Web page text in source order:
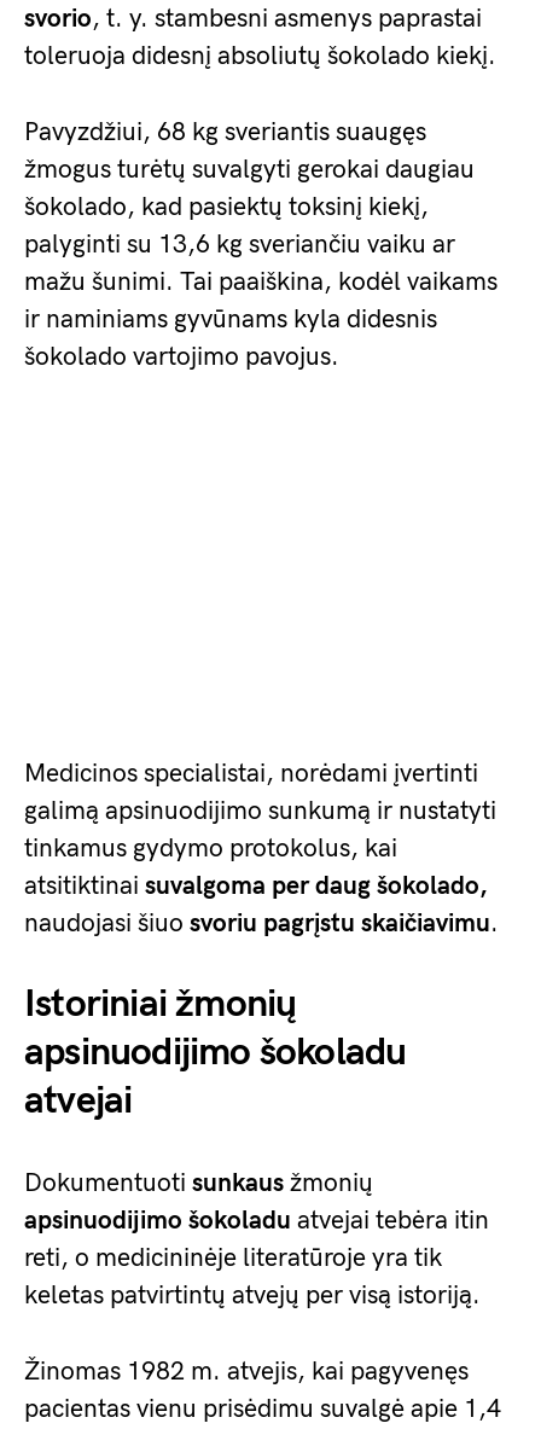
svorio, t. y. stambesni asmenys paprastai
toleruoja didesnį absoliutų šokolado kiekį.
Pavyzdžiui, 68 kg sveriantis suaugęs
žmogus turėtų suvalgyti gerokai daugiau
šokolado, kad pasiektų toksinį kiekį,
palyginti su 13,6 kg sveriančiu vaiku ar
mažu šunimi. Tai paaiškina, kodėl vaikams
ir naminiams gyvūnams kyla didesnis
šokolado vartojimo pavojus.
Medicinos specialistai, norėdami įvertinti
galimą apsinuodijimo sunkumą ir nustatyti
tinkamus gydymo protokolus, kai
atsitiktinai suvalgoma per daug šokolado,
naudojasi šiuo svoriu pagrįstu skaičiavimu.
Istoriniai žmonių
apsinuodijimo šokoladu
atvejai
Dokumentuoti sunkaus žmonių
apsinuodijimo šokoladu atvejai tebėra itin
reti, o medicininėje literatūroje yra tik
keletas patvirtintų atvejų per visą istoriją.
Žinomas 1982 m. atvejis, kai pagyvenęs
pacientas vienu prisėdimu suvalgė apie 1,4